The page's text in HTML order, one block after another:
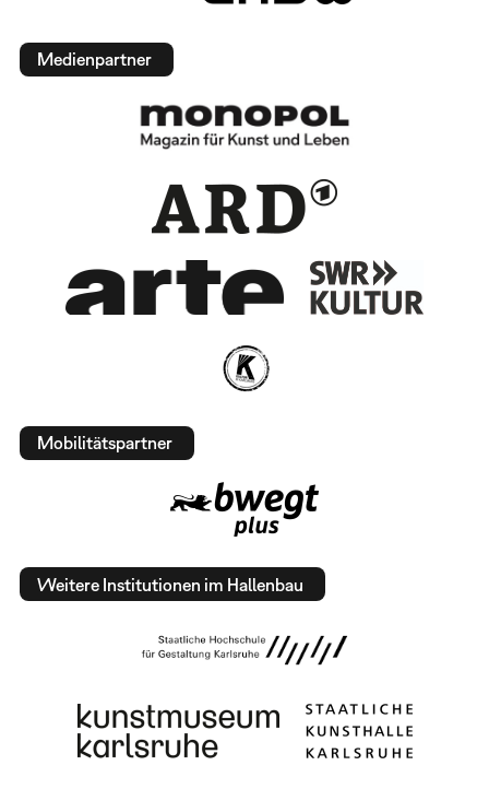
Medienpartner
Mobilitätspartner
Weitere Institutionen im Hallenbau